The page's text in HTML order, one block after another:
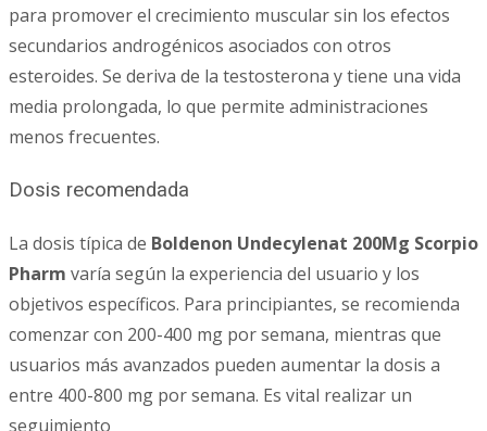
para promover el crecimiento muscular sin los efectos
secundarios androgénicos asociados con otros
esteroides. Se deriva de la testosterona y tiene una vida
media prolongada, lo que permite administraciones
menos frecuentes.
Dosis recomendada
La dosis típica de Boldenon Undecylenat 200Mg Scorpio
Pharm varía según la experiencia del usuario y los
objetivos específicos. Para principiantes, se recomienda
comenzar con 200-400 mg por semana, mientras que
usuarios más avanzados pueden aumentar la dosis a
entre 400-800 mg por semana. Es vital realizar un
seguimiento